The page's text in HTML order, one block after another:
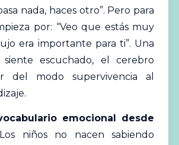
nada, haces otro”. Pero para
por: “Veo que estás muy
era importante para ti”. Una
escuchado, el cerebro
del modo supervivencia al
emocional desde
niños no nacen sabiendo